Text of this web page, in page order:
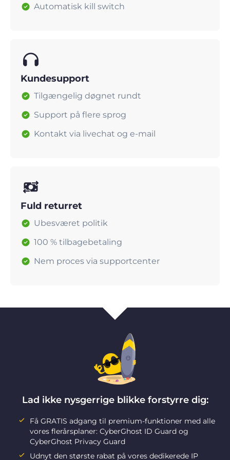
Automatisk kill switch
Kundesupport
Tilgængelig døgnet rundt
Support på flere sprog
Kontakt via livechat og e-mail
Fuld returret
Ubesværet politik
100 % tilbagebetaling
Nem proces via supportcenter
Lad ikke nysgerrige blikke forstyrre dig:
Få GRATIS adgang til premium-funktioner med alle
vores flerårsplaner: CyberGhost ID Guard og
CyberGhost Privacy Guard
Udnyt den største rabat på vores dedikerede IP